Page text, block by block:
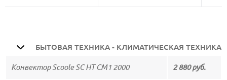
БЫТОВАЯ ТЕХНИКА - КЛИМАТИЧЕСКАЯ ТЕХНИКА
Конвектор Scoole SC HT CM1 2000 2 880 руб.